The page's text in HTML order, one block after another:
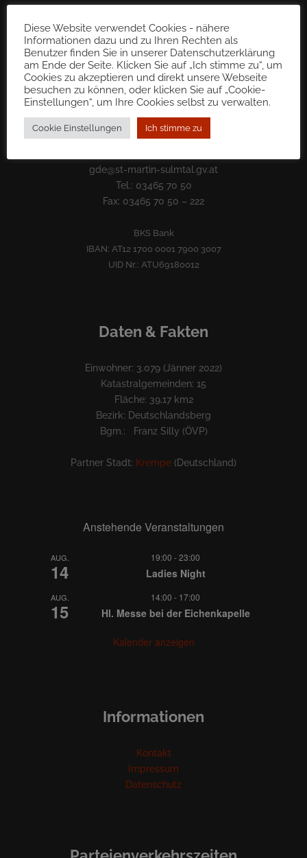
Gemeinde St. Martin im Sulmtal
gde@st-martin-sulmtal.gv.at
Tel.: 03465 70 50
Fax: 03465 70 50 – 222
BKS Bank
IBAN: AT12 1700 0001 7900 3007
UID Nr.: ATU69180012
Daten & Fakten
Einwohner: 3.079 (Jänner 2022)
Katastralgemeinden: 15
Fläche: 39,17 km2
Bezirk: Deutschlandsberg
Bgm.: Franz Silly (ÖVP)
Partner Stadt: Krempe (Deutschland)
Anstehende Veranstaltungen
AUG.
14
19:00 -23:00
Ladies Night
AUG.
15
14:00 - 17:00
Hl. Messe bei der Eichenkapelle
Kalender anzeigen
Informationen
Kontakt
Impressum
Datenschutz
Diese Website verwendet Cookies - nähere
Informationen dazu und zu Ihren Rechten als
Benutzer finden Sie in unserer Datenschutzerklärung
am Ende der Seite. Klicken Sie auf „Ich stimme zu“, um
Cookies zu akzeptieren und direkt unsere Webseite
besuchen zu können, oder klicken Sie auf „Cookie-
Einstellungen“, um Ihre Cookies selbst zu verwalten.
Cookie Einstellungen Ich stimme zu